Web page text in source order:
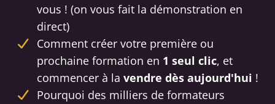
vous ! (on vous fait la démonstration en
direct)
Comment créer votre première ou
prochaine formation en 1 seul clic, et
commencer à la vendre dès aujourd'hui !
Pourquoi des milliers de formateurs